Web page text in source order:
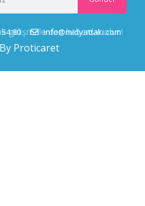
gelişmelerden haberdar olun!
80 info@midyattaki.com
Proticaret